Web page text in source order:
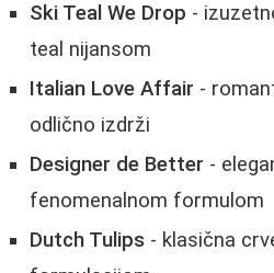
Ski Teal We Drop -
teal nijansom
Italian Love Affair -
odlično izdrži
Designer de Better -
fenomenalnom formulom
Dutch Tulips - klasična